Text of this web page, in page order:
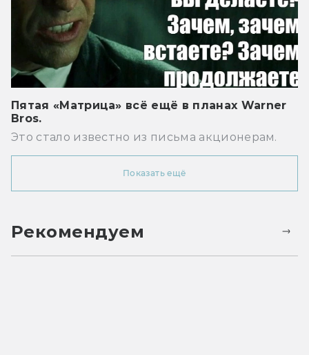
Пятая «Матрица» всё ещё в планах Warner
Bros.
Это стало известно из письма акционерам.
Показать ещё
Рекомендуем